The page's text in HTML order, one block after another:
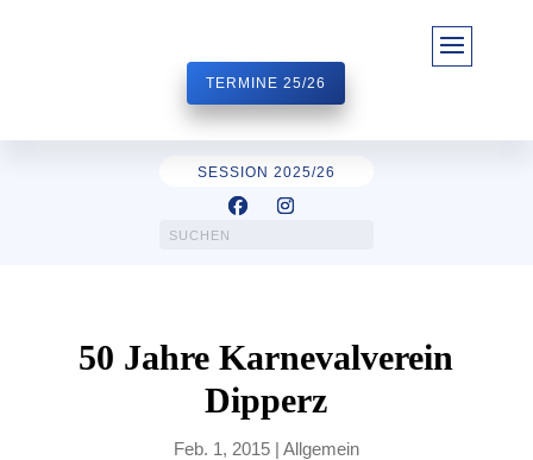
TERMINE 25/26
SESSION 2025/26
50 Jahre Karnevalverein
Dipperz
Feb. 1, 2015| Allgemein